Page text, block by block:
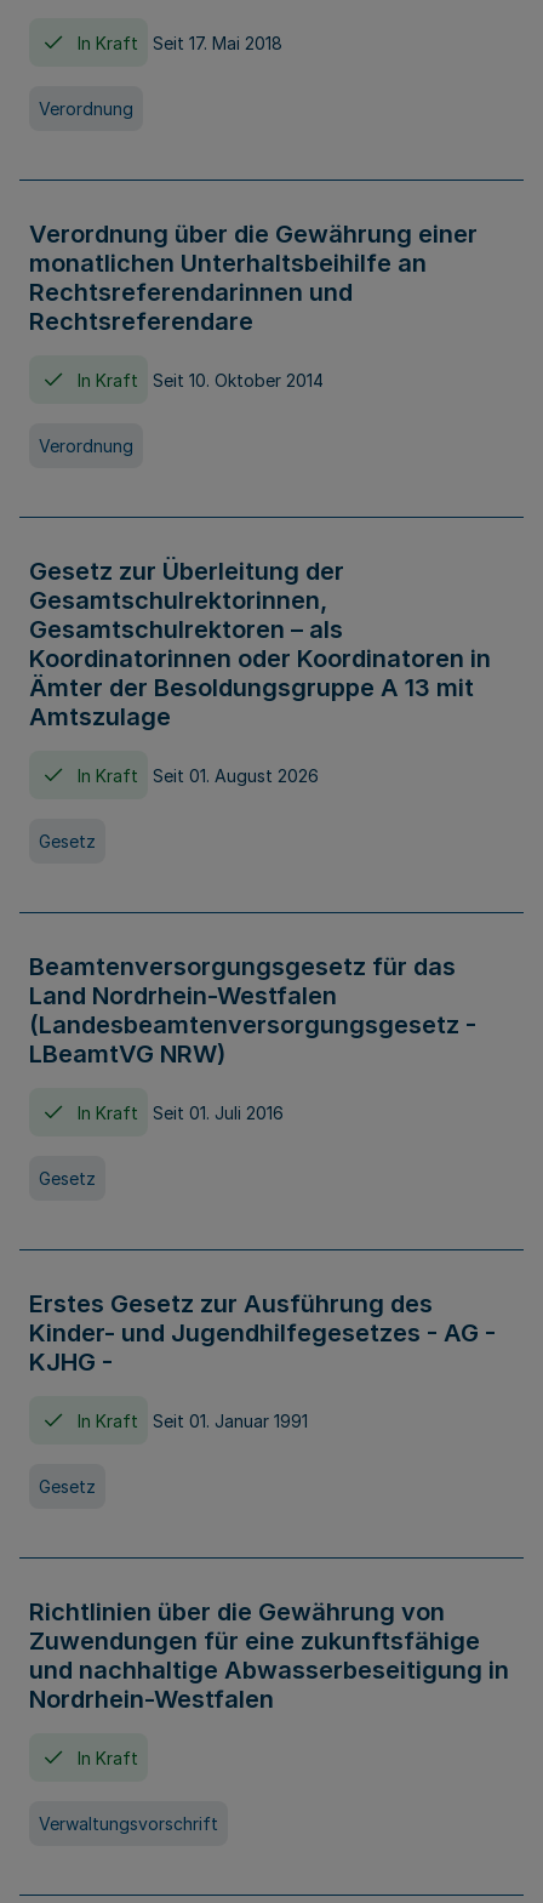
In Kraft Seit 17. Mai 2018
Verordnung
Verordnung über die Gewährung einer
monatlichen Unterhaltsbeihilfe an
Rechtsreferendarinnen und
Rechtsreferendare
In Kraft Seit 10. Oktober 2014
Verordnung
Gesetz zur Überleitung der
Gesamtschulrektorinnen,
Gesamtschulrektoren – als
Koordinatorinnen oder Koordinatoren in
Ämter der Besoldungsgruppe A 13 mit
Amtszulage
In Kraft Seit 01. August 2026
Gesetz
Beamtenversorgungsgesetz für das
Land Nordrhein-Westfalen
(Landesbeamtenversorgungsgesetz -
LBeamtVG NRW)
In Kraft Seit 01. Juli 2016
Gesetz
Erstes Gesetz zur Ausführung des
Kinder- und Jugendhilfegesetzes - AG -
KJHG -
In Kraft Seit 01. Januar 1991
Gesetz
Richtlinien über die Gewährung von
Zuwendungen für eine zukunftsfähige
und nachhaltige Abwasserbeseitigung in
Nordrhein-Westfalen
In Kraft
Verwaltungsvorschrift